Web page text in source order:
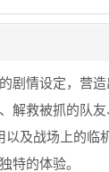
剧情设定，营
救被抓的队友
以及战场上的临
特的体验。